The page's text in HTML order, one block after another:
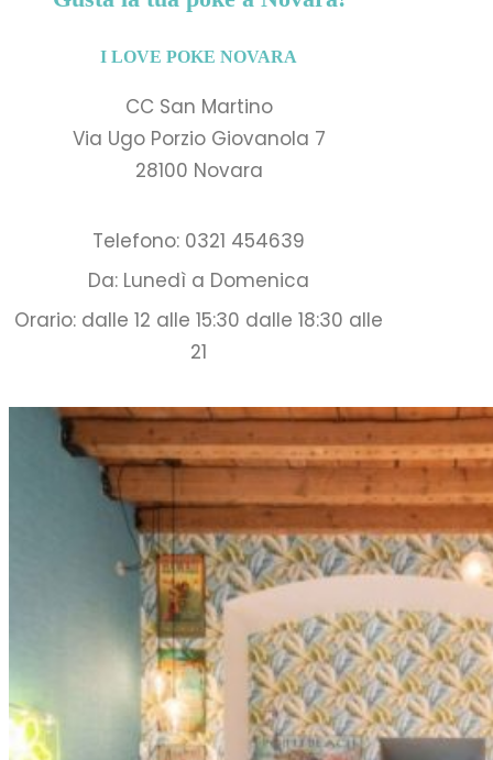
I LOVE POKE NOVARA
CC San Martino
Via Ugo Porzio Giovanola 7
28100 Novara
Telefono: 0321 454639
Da: Lunedì a Domenica
Orario: dalle 12 alle 15:30 dalle 18:30 alle
21